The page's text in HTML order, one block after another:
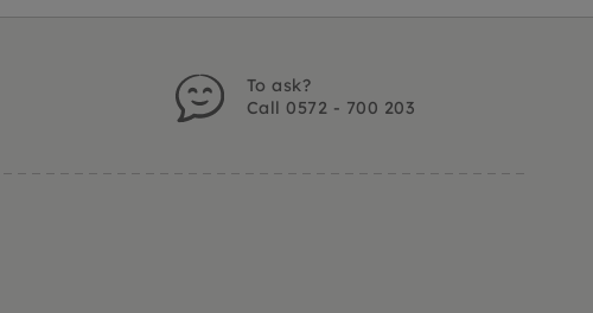
To ask?
Call 0572 - 700 203